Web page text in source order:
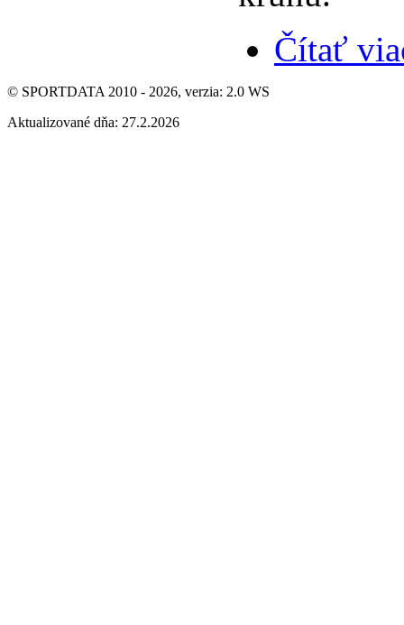
Čítať
© SPORTDATA 2010 - 2026, verzia: 2.0 WS
Aktualizované dňa: 27.2.2026